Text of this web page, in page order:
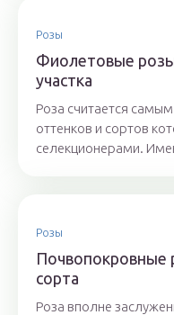
Розы
Фиолетовые
участка
Роза считается
оттенков и сортов
селекционерами.
Розы
Почвопокровные
сорта
Роза вполне